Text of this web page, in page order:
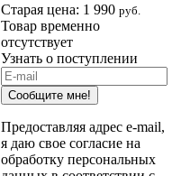
Старая цена: 1 990 руб.
Товар временно
отсутствует
Узнать о поступлении
Сообщите мне!
Предоставляя адрес e-mail,
я даю свое согласие на
обработку персональных